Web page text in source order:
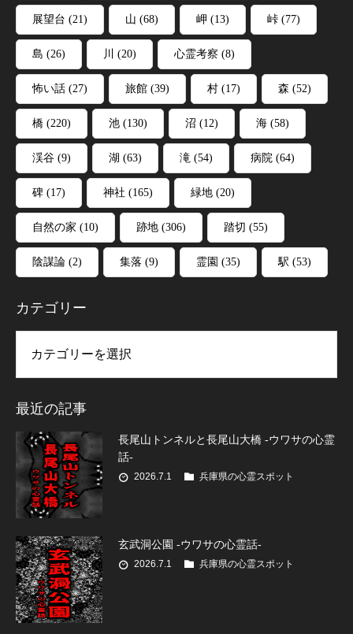
展望台 (21) 山 (68) 岬 (13) 峠 (77)
島 (26) 川 (20) 心霊考察 (8)
怖い話 (27) 旅館 (39) 村 (17) 森 (52)
橋 (220) 池 (130) 沼 (12) 海 (58)
渓谷 (9) 湖 (63) 滝 (54) 病院 (64)
碑 (17) 神社 (165) 緑地 (20)
自然の家 (10) 跡地 (306) 踏切 (55)
陰謀論 (2) 集落 (9) 霊園 (35) 駅 (53)
カテゴリー
最近の記事
長尾山トンネルと長尾山大橋 -ウワサの心霊
話-
2026.7.1 兵庫県の心霊スポット
玄武洞公園 -ウワサの心霊話-
2026.7.1 兵庫県の心霊スポット